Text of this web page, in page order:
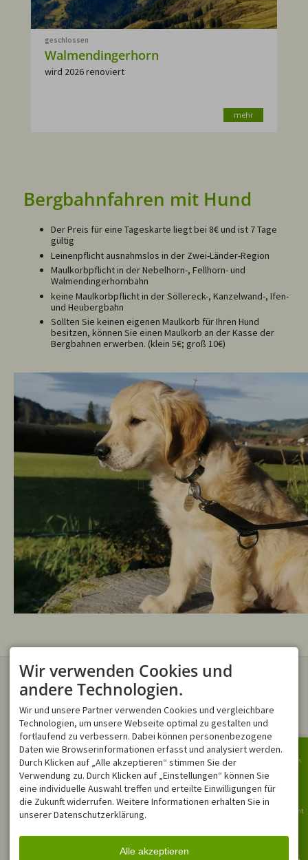
geschlossen
Walmendingerhorn
wird 2026 renoviert
mehr
Bergbahnfahren mit Hund
Der Preis für eine Tageskarte liegt bei 8€ und ist 7 Tage
gültig
Leinenpflicht ausnahmslos in der Zwei-Länder-Region
Maulkorbpflicht in der Nebelhorn-, Fellhorn- und
Walmendingerhornbahn
keine Maulkorbpflicht in der Söllereck-, Kanzelwand-, Ifen-
und Heubergbahn
Sollten Sie keinen eigenen Maulkorb für Ihren Hund
besitzen, können Sie einen Maulkorb an der Kasse der
Bergbahnen erwerben. (klein 5€; groß 10€)
KONTAKT
Montana Ferienwohnungen
87561 Oberstdorf
DEUTSCHLAND
Tel.+49 8322 4055
info@montana-
ferienwohnungen.de
ONLINE-BUCHUNGEN
Verwenden Sie gern unser
Online Buchungstool
Traumurlaub direkt zu buchen.
NEWSLETTER
Bleiben Sie immer Informiert!
Für den Newsletter anmelden
ÖFFNUNGSZEITEN
Mo - Fr
08:00-12:00
Sa, So
geschlossen
In Notfällen sind wir außerhalb
unsereWhatsApp-Nummerfür
Sie erreichbar.
Bergbahn
Bergbericht
Events
Wir verwenden Cookies und
andere Technologien.
Wir und unsere Partner verwenden Cookies und vergleichbare
Technologien, um unsere Webseite optimal zu gestalten und
fortlaufend zu verbessern. Dabei können personenbezogene
Daten wie Browserinformationen erfasst und analysiert werden.
Durch Klicken auf „Alle akzeptieren“ stimmen Sie der
Verwendung zu. Durch Klicken auf „Einstellungen“ können Sie
eine individuelle Auswahl treffen und erteilte Einwilligungen für
die Zukunft widerrufen. Weitere Informationen erhalten Sie in
unserer Datenschutzerklärung.
Alle akzeptieren